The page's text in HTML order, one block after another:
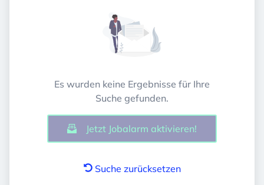
Es wurden keine Ergebnisse für Ihre
Suche gefunden.
Jetzt Jobalarm aktivieren!
Suche zurücksetzen